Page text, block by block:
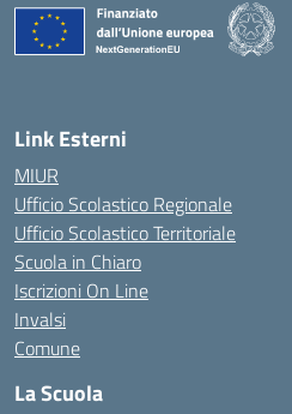
Link Esterni
MIUR
Ufficio Scolastico Regionale
Ufficio Scolastico Territoriale
Scuola in Chiaro
Iscrizioni On Line
Invalsi
Comune
La Scuola